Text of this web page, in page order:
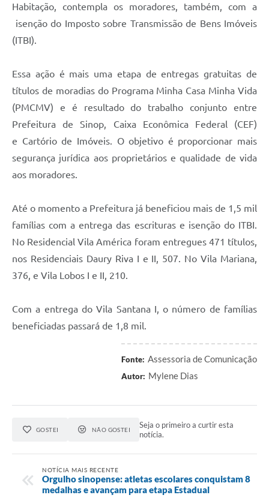
Habitação, contempla os moradores, também, com a
isenção do Imposto sobre Transmissão de Bens Imóveis
(ITBI).
Essa ação é mais uma etapa de entregas gratuitas de
títulos de moradias do Programa Minha Casa Minha Vida
(PMCMV) e é resultado do trabalho conjunto entre
Prefeitura de Sinop, Caixa Econômica Federal (CEF)
e Cartóriode Imóveis. O objetivo é proporcionar mais
segurança jurídica aos proprietários e qualidade de vida
aos moradores.
Até o momento a Prefeitura já beneficiou mais de 1,5 mil
famíliascom a entrega das escrituras e isenção do ITBI.
No Residencial Vila América foram entregues471 títulos,
nos ResidenciaisDaury Riva I e II, 507. No Vila Mariana,
376, e Vila Lobos I e II, 210.
Com a entrega do Vila Santana I,o número de famílias
beneficiadas passará de 1,8 mil.
Fonte: Assessoria de Comunicação
Autor: Mylene Dias
GOSTEI NÃO GOSTEI
Seja o primeiro a curtir esta
notícia.
NOTÍCIA MAIS RECENTE
Orgulho sinopense: atletas escolares conquistam 8
medalhas e avançam para etapa Estadual